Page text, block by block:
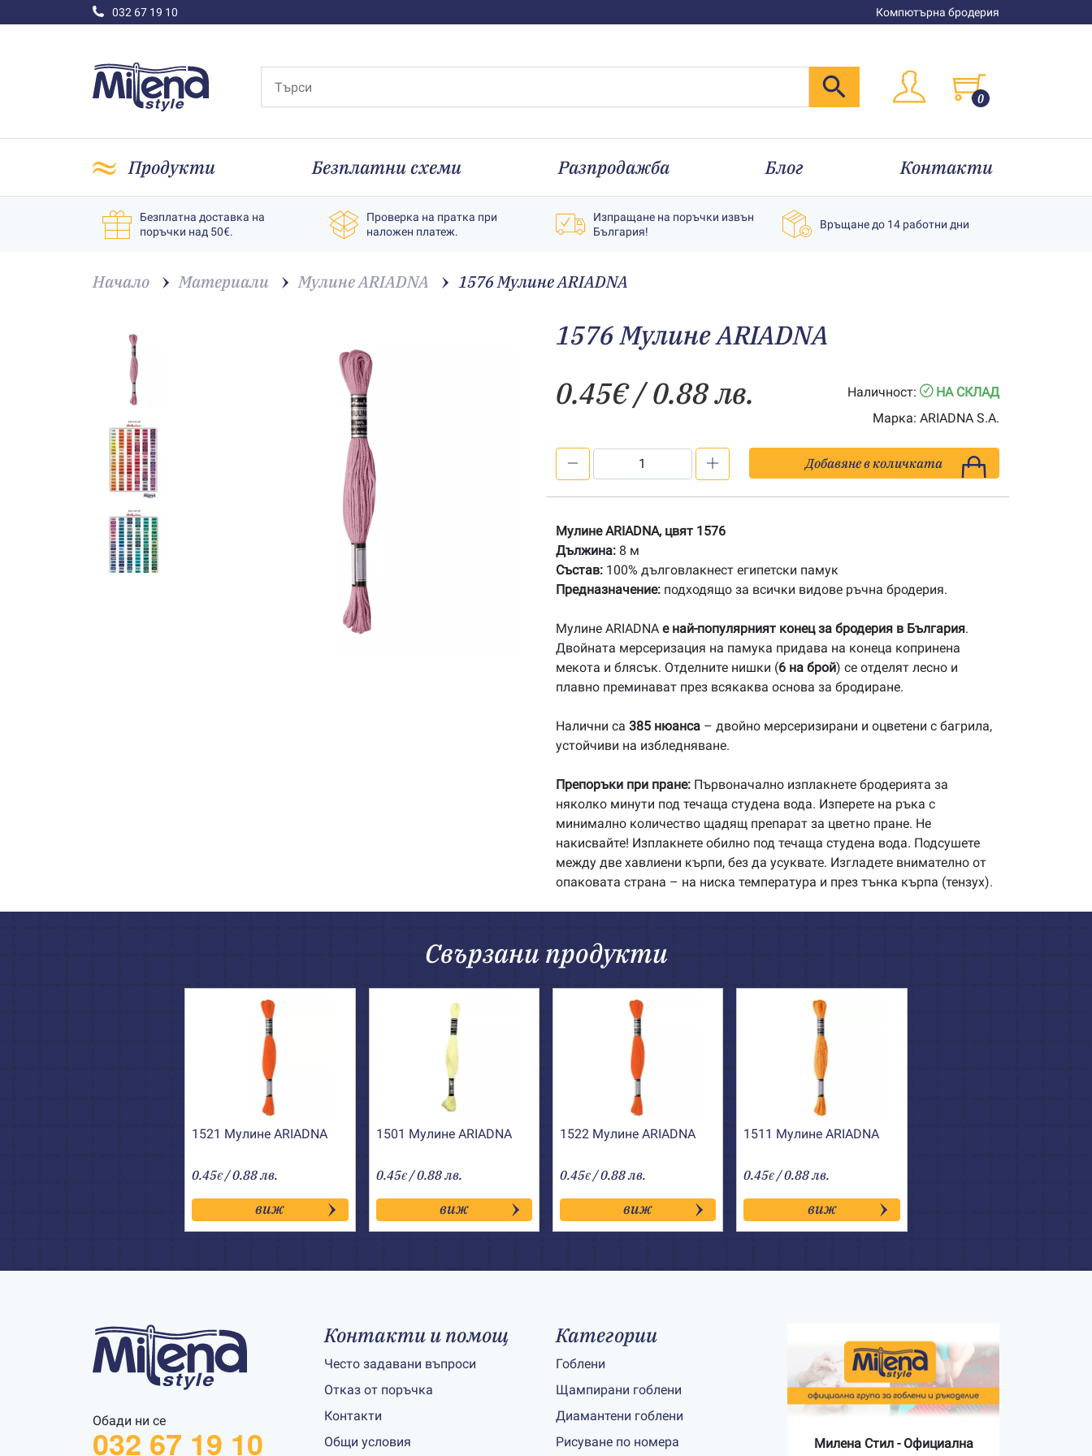
032 67 19 10 Компютърна бродерия
0
Продукти Безплатни схеми Разпродажба Блог Контакти
Безплатна доставка на
поръчки над 50€.
Проверка на пратка при
наложен платеж.
Изпращане на поръчки извън
България!
Връщане до 14 работни дни
Начало Материали Мулине ARIADNA 1576 Мулине АRIADNA
1576 Мулине АRIADNA
0.45€/ 0.88 лв. Наличност:
НА СКЛАД
Марка: ARIADNA S.A.
Мулине
АRIADNA
Добавяне в количката
Мулине ARIADNA, цвят 1576
Дължина: 8 м
Състав: 100% дълговлакнест египетски памук
Предназначение: подходящо за всички видове ръчна бродерия.
Мулине ARIADNA е най-популярният конец за бродерия в България.
Двойната мерсеризация на памука придава на конеца копринена
мекота и блясък. Отделните нишки (6 на брой) се отделят лесно и
плавно преминават през всякаква основа за бродиране.
Налични са 385 нюанса – двойно мерсеризирани и оцветени с багрила,
устойчиви на избледняване.
Препоръки при пране: Първоначално изплакнете бродерията за
няколко минути под течаща студена вода. Изперете на ръка с
минимално количество щадящ препарат за цветно пране. Не
накисвайте! Изплакнете обилно под течаща студена вода. Подсушете
между две хавлиени кърпи, без да усуквате. Изгладете внимателно от
опаковата страна – на ниска температура и през тънка кърпа (тензух).
Свързани продукти
1521 Мулине АRIADNA
0.45€ / 0.88 лв.
виж
1501 Мулине АRIADNA
0.45€/ 0.88 лв.
виж
1522 Мулине АRIADNA
0.45€ / 0.88 лв.
виж
1511 Мулине АRIADNA
0.45€ / 0.88 лв.
виж
Обади ни се
032 67 19 10
Контакти и помощ
Често задавани въпроси
Отказ от поръчка
Контакти
Общи условия
Категории
Гоблени
Щампирани гоблени
Диамантени гоблени
Рисуване по номера
Милена Стил - Официална